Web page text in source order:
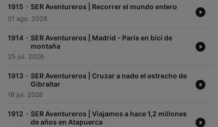
1915 - SER Aventureros | Recorrer el mundo entero
01 ago. 2026
1914 - SER Aventureros | Madrid - París en bici de
montaña
25 jul. 2026
1913 - SER Aventureros | Cruzar a nado el estrecho de
Gibraltar
18 jul. 2026
1912 - SER Aventureros | Viajamos a hace 1,2 millones
de años en Atapuerca